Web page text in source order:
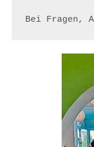
Bei Fragen,